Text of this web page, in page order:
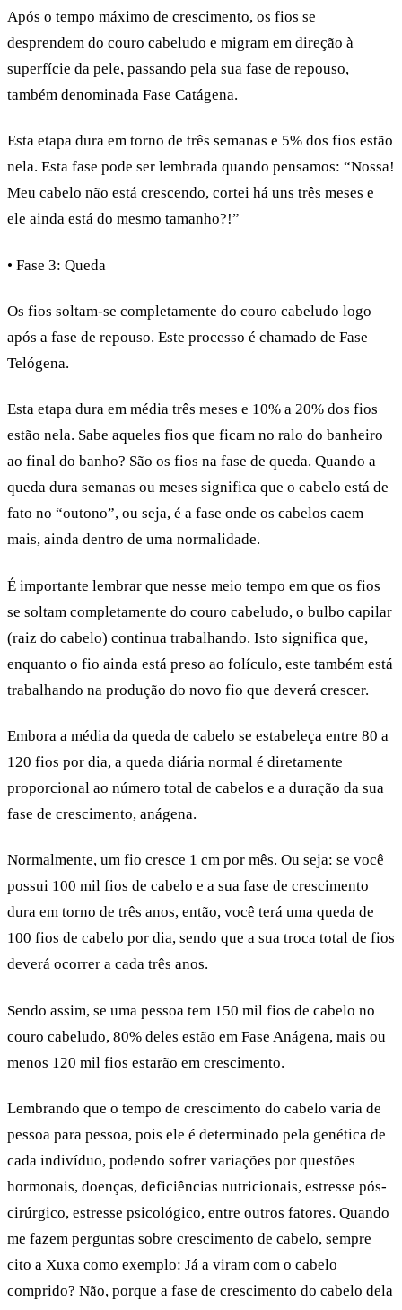
Após o tempo máximo de crescimento, os fios se
desprendem do couro cabeludo e migram em direção à
superfície da pele, passando pela sua fase de repouso,
também denominada Fase Catágena.
Esta etapa dura em torno de três semanas e 5% dos fios estão
nela. Esta fase pode ser lembrada quando pensamos: “Nossa!
Meu cabelo não está crescendo, cortei há uns três meses e
ele ainda está do mesmo tamanho?!”
• Fase 3: Queda
Os fios soltam-se completamente do couro cabeludo logo
após a fase de repouso. Este processo é chamado de Fase
Telógena.
Esta etapa dura em média três meses e 10% a 20% dos fios
estão nela. Sabe aqueles fios que ficam no ralo do banheiro
ao final do banho? São os fios na fase de queda. Quando a
queda dura semanas ou meses significa que o cabelo está de
fato no “outono”, ou seja, é a fase onde os cabelos caem
mais, ainda dentro de uma normalidade.
É importante lembrar que nesse meio tempo em que os fios
se soltam completamente do couro cabeludo, o bulbo capilar
(raiz do cabelo) continua trabalhando. Isto significa que,
enquanto o fio ainda está preso ao folículo, este também está
trabalhando na produção do novo fio que deverá crescer.
Embora a média da queda de cabelo se estabeleça entre 80 a
120 fios por dia, a queda diária normal é diretamente
proporcional ao número total de cabelos e a duração da sua
fase de crescimento, anágena.
Normalmente, um fio cresce 1 cm por mês. Ou seja: se você
possui 100 mil fios de cabelo e a sua fase de crescimento
dura em torno de três anos, então, você terá uma queda de
100 fios de cabelo por dia, sendo que a sua troca total de fios
deverá ocorrer a cada três anos.
Sendo assim, se uma pessoa tem 150 mil fios de cabelo no
couro cabeludo, 80% deles estão em Fase Anágena, mais ou
menos 120 mil fios estarão em crescimento.
Lembrando que o tempo de crescimento do cabelo varia de
pessoa para pessoa, pois ele é determinado pela genética de
cada indivíduo, podendo sofrer variações por questões
hormonais, doenças, deficiências nutricionais, estresse pós-
cirúrgico, estresse psicológico, entre outros fatores. Quando
me fazem perguntas sobre crescimento de cabelo, sempre
cito a Xuxa como exemplo: Já a viram com o cabelo
comprido? Não, porque a fase de crescimento do cabelo dela